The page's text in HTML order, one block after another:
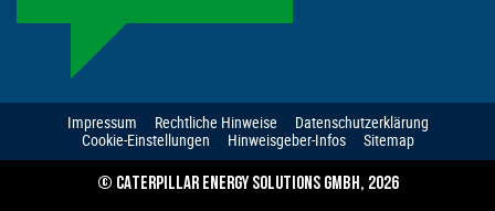
Impressum Rechtliche Hinweise
Datenschutzerklärung
Cookie-Einstellungen
Hinweisgeber-Infos Sitemap
© CATERPILLAR ENERGY SOLUTIONS GMBH, 2026